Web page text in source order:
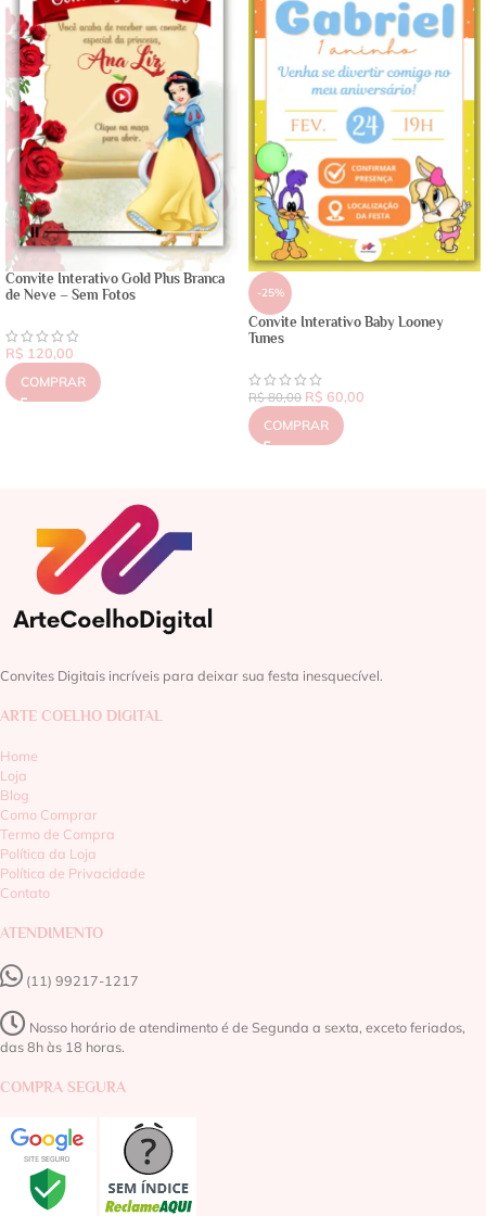
Convite Interativo Gold Plus Branca
de Neve – Sem Fotos
R$ 120,00
COMPRAR
-25%
Convite Interativo Baby Looney
Tunes
R$80,00 R$ 60,00
COMPRAR
Convites Digitais incríveis para deixar sua festa inesquecível.
ARTE COELHO DIGITAL
Home
Loja
Blog
Como Comprar
Termo de Compra
Política da Loja
Política de Privacidade
Contato
ATENDIMENTO
(11) 99217-1217‬
Nosso horário de atendimento é de Segunda a sexta, exceto feriados,
das 8h às 18 horas.
COMPRA SEGURA